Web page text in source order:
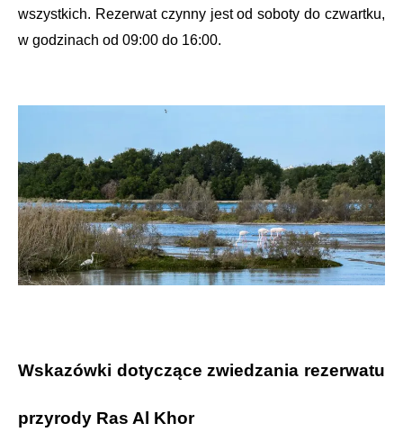
wszystkich. Rezerwat czynny jest od soboty do czwartku,
w godzinach od 09:00 do 16:00.
Wskazówki dotyczące zwiedzania rezerwatu
przyrody Ras Al Khor